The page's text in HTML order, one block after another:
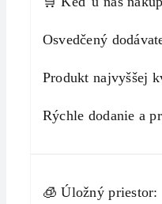
Osvedčený
Produkt najvyššej
Rýchle dodanie a
🧊 Úložný priestor: